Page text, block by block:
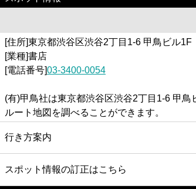
[住所]東京都渋谷区渋谷2丁目1-6 甲鳥ビル1F
[業種]書店
[電話番号]03-3400-0054
(有)甲鳥社は東京都渋谷区渋谷2丁目1-6 甲
ルート地図を調べることができます。
行き方案内
スポット情報の訂正はこちら